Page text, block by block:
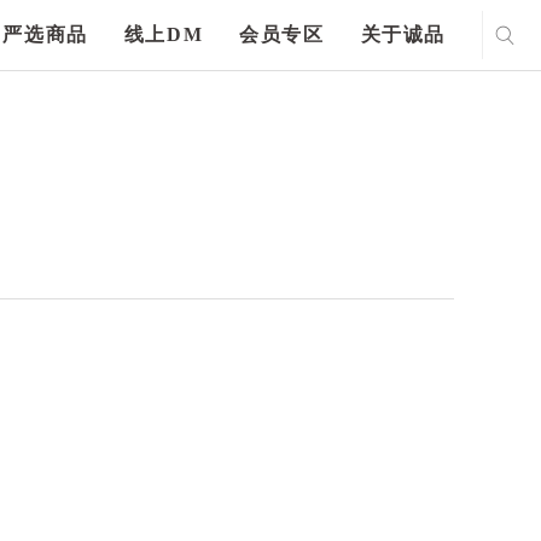
严选商品 线上DM 会员专区 关于诚品